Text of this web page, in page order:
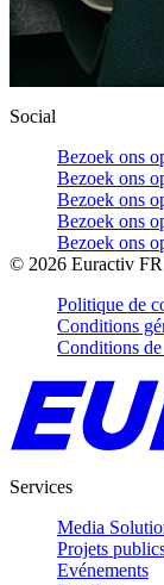
Social
Bezoek ons
Bezoek ons
Bezoek ons
Bezoek ons
Bezoek ons
© 2026 Euractiv FR
Politique de
Conditions
Conditions
Services
Media
Projets
Evénements